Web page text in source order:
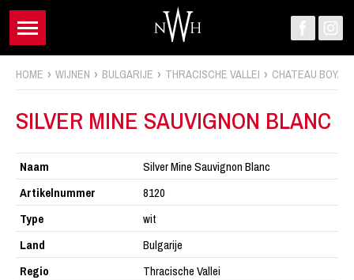
HOME WIJNEN BULGARIJE THRACISCHE VALLEI CHATEAU BOYAR
SILVER MINE SAUVIGNON BLANC
Naam
Silver Mine Sauvignon Blanc
Artikelnummer
8120
Type
wit
Land
Bulgarije
Regio
Thracische Vallei